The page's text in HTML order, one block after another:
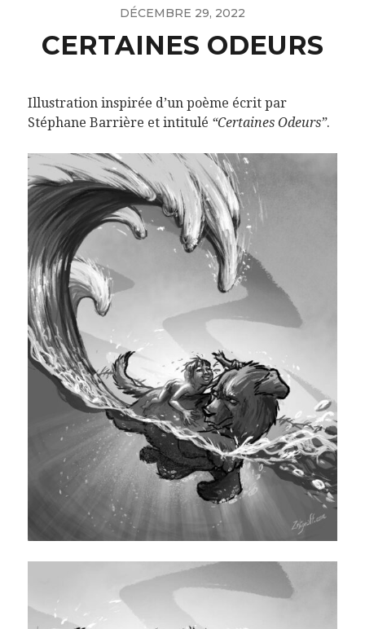
DÉCEMBRE 29, 2022
CERTAINES ODEURS
Illustration inspirée d’un poème écrit par
Stéphane Barrière et intitulé “Certaines Odeurs”.